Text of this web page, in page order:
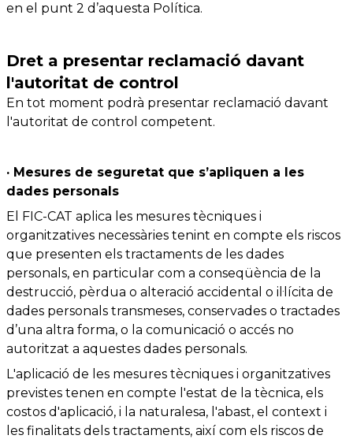
en el punt 2 d’aquesta Política.
Dret a presentar reclamació davant
l'autoritat de control
En tot moment podrà presentar reclamació davant
l'autoritat de control competent.
· Mesures de seguretat que s’apliquen a les
dades personals
El FIC-CAT aplica les mesures tècniques i
organitzatives necessàries tenint en compte els riscos
que presenten els tractaments de les dades
personals, en particular com a conseqüència de la
destrucció, pèrdua o alteració accidental o il·lícita de
dades personals transmeses, conservades o tractades
d’una altra forma, o la comunicació o accés no
autoritzat a aquestes dades personals.
L'aplicació de les mesures tècniques i organitzatives
previstes tenen en compte l'estat de la tècnica, els
costos d'aplicació, i la naturalesa, l'abast, el context i
les finalitats dels tractaments, així com els riscos de